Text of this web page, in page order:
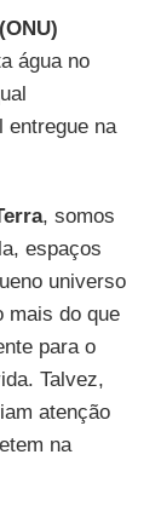
água no
entregue na
, somos
espaços
universo
mais do que
para o
Talvez,
atenção
na